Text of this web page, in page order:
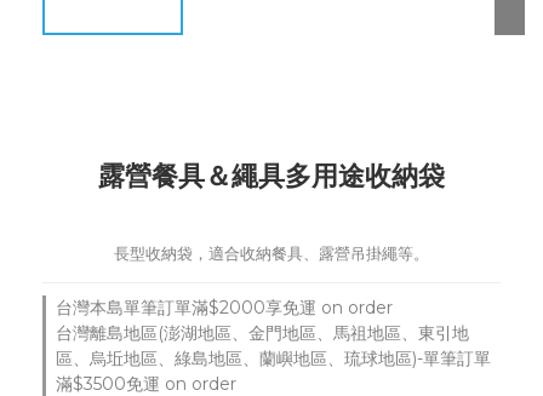
露營餐具＆繩具多用途收納袋
長型收納袋，適合收納餐具、露營吊掛繩等。
台灣本島單筆訂單滿$2000享免運 on order
台灣離島地區(澎湖地區、金門地區、馬祖地區、東引地
區、烏坵地區、綠島地區、蘭嶼地區、琉球地區)-單筆訂單
滿$3500免運 on order